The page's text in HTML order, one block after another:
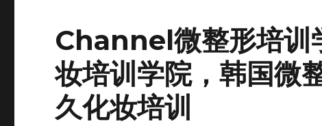
Channel微整形培
妆培训学院，韩国微
久化妆培训